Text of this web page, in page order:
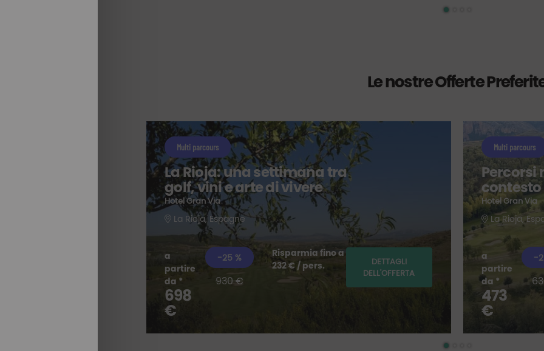
Le nostre Offerte
Multi parcours
La Rioja: una settimana tra
golf, vini e arte di vivere
Hotel Gran Via
La Rioja, Espagne
a
partire
da *
698
€
-25 %
930 €
Risparmia fino a
232 € / pers.
DETTAGLI
DELL'OFFERTA
Multi parcours
Percorsi
contesto
Hotel Gran Via
La Rioja,
a
partire
da *
473
€
-